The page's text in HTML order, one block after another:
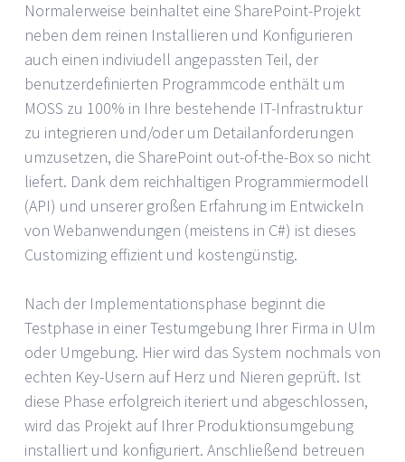
Normalerweise beinhaltet eine SharePoint-Projekt
neben dem reinen Installieren und Konfigurieren
auch einen indiviudell angepassten Teil, der
benutzerdefinierten Programmcode enthält um
MOSS zu 100% in Ihre bestehende IT-Infrastruktur
zu integrieren und/oder um Detailanforderungen
umzusetzen, die SharePoint out-of-the-Box so nicht
liefert. Dank dem reichhaltigen Programmiermodell
(API) und unserer großen Erfahrung im Entwickeln
von Webanwendungen (meistens in C#) ist dieses
Customizing effizient und kostengünstig.
Nach der Implementationsphase beginnt die
Testphase in einer Testumgebung Ihrer Firma in Ulm
oder Umgebung. Hier wird das System nochmals von
echten Key-Usern auf Herz und Nieren geprüft. Ist
diese Phase erfolgreich iteriert und abgeschlossen,
wird das Projekt auf Ihrer Produktionsumgebung
installiert und konfiguriert. Anschließend betreuen